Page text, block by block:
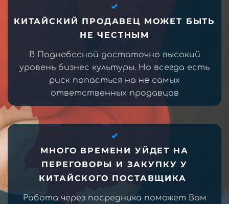
КИТАЙСКИЙ ПРОДАВЕЦ МОЖЕТ БЫТЬ
НЕ ЧЕСТНЫМ
В Поднебесной достаточно высокий
уровень бизнес культуры. Но всегда есть
риск попасться на не самых
ответственных продавцов
МНОГО ВРЕМЕНИ УЙДЕТ НА
ПЕРЕГОВОРЫ И ЗАКУПКУ У
КИТАЙСКОГО ПОСТАВЩИКА
Работа через посредника поможет Вам